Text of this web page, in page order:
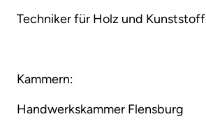
Techniker für Holz und Kunststoff
Kammern:
Handwerkskammer Flensburg